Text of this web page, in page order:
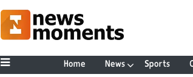
Home News Sports